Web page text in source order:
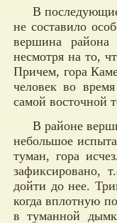
В
не составило
вершина
несмотря на то,
Причем, гора
человек во
самой восточной
В районе
небольшое
туман, гора
зафиксировано,
дойти до нее.
когда вплотную
в туманной